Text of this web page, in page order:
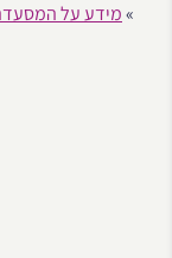
»מידע על